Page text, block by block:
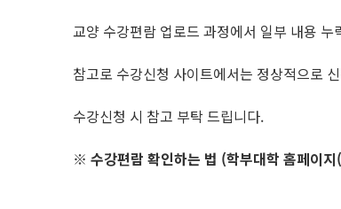
교양 수강편람 업로드 과정에서 일부 내용
참고로 수강신청 사이트에서는 정상적으로
수강신청 시 참고 부탁 드립니다.
※ 수강편람 확인하는 법 (학부대학 홈페이